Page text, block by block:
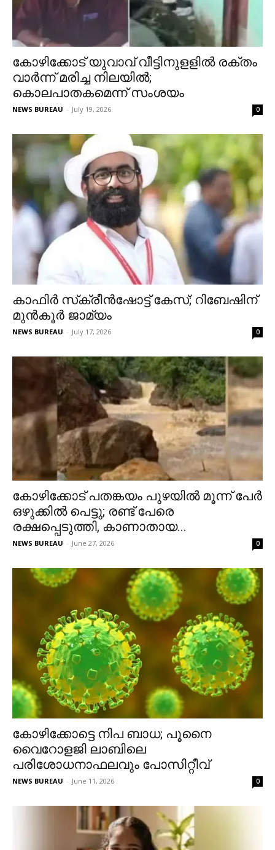
കോഴിക്കോട് യുവാവ് വീട്ടിനുളളില്‍ രക്തം
വാര്‍ന്ന് മരിച്ച നിലയില്‍;
കൊലപാതകമെന്ന് സംശയം
NEWS BUREAU - July 19, 2026 0
കാഫിര്‍ സ്‌ക്രീന്‍ഷോട്ട് കേസ്; റിബേഷിന്
മുന്‍കൂര്‍ ജാമ്യം
NEWS BUREAU - July 17, 2026 0
കോഴിക്കോട് പതങ്കയം പുഴയില്‍ മൂന്ന് പേര്‍
ഒഴുക്കില്‍ പെട്ടു; രണ്ട് പേരെ
രക്ഷപ്പെടുത്തി, കാണാതായ...
NEWS BUREAU - June 27, 2026 0
കോഴിക്കോട്ടെ നിപ ബാധ; പൂനൈ
വൈറോളജി ലാബിലെ
പരിശോധനാഫലവും പോസിറ്റീവ്
NEWS BUREAU - June 11, 2026 0